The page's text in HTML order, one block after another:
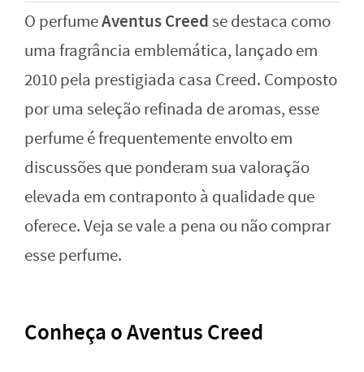
O perfumeAventus Creedse destaca como
uma fragrância emblemática, lançado em
2010 pela prestigiada casa Creed. Composto
por uma seleção refinada de aromas, esse
perfume é frequentemente envolto em
discussões que ponderam sua valoração
elevada em contraponto à qualidade que
oferece. Veja se vale a pena ou não comprar
esse perfume.
Conheça o Aventus Creed